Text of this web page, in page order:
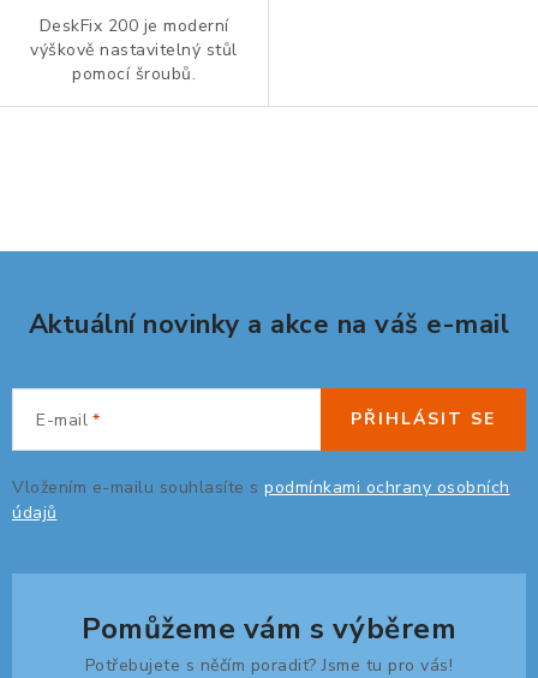
DeskFix 200 je moderní
výškově nastavitelný stůl
pomocí šroubů.
l
í
r
v
k
v
Aktuální novinky a akce na váš e-mail
E-mail
Vložením e-mailu souhlasíte s podmínkami ochrany osobních
údajů
PŘIHLÁSIT SE
Pomůžeme vám s výběrem
Potřebujete s něčím poradit? Jsme tu pro vás!